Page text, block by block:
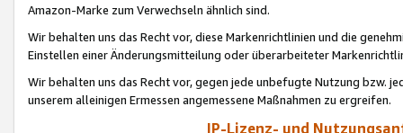
Amazon-Marke zum Verwechseln ähnlich sind.
Wir behalten uns das Recht vor, diese Markenrichtlinien und die
Einstellen einer Änderungsmitteilung oder überarbeiteter
Wir behalten uns das Recht vor, gegen jede unbefugte Nutzung bzw.
unserem alleinigen Ermessen angemessene Maßnahmen zu ergreifen.
IP-Lizenz- und